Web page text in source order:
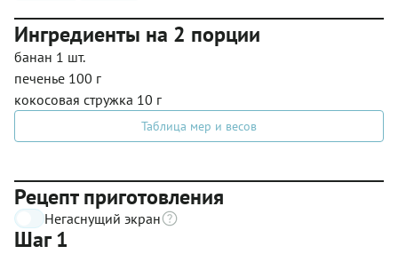
Ингредиенты на 2 порции
банан 1 шт.
печенье 100 г
кокосовая стружка 10 г
Таблица мер и весов
Рецепт приготовления
Негаснущий экран
Шаг 1